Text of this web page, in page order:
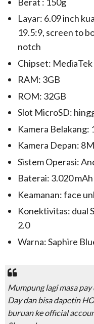
Layar: 6.09 inch
19.5:9, screen to
notch
Chipset:
RAM: 3GB
ROM: 32GB
Slot MicroSD:
Kamera Belakang:
Kamera Depan:
Sistem Operasi:
Baterai: 3.020 mAh
Keamanan: face
Konektivitas: dual
2.0
Warna: Saphire
Mumpung lagi masapay
Daydan bisa dapetin
buruan keofficial